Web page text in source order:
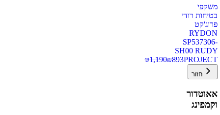
משקפי
בטיחות רודי
פרוג'קט
RYDON
SP537306-
SH00 RUDY
PROJECT
₪893
₪1,190
חזור
אאוטדור
וקמפינג